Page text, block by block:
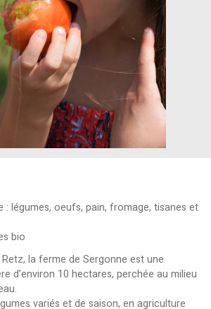
: légumes, oeufs, pain, fromage, tisanes et
bio
la ferme de Sergonne est une
d’environ 10 hectares, perchée au milieu
variés et de saison, en agriculture